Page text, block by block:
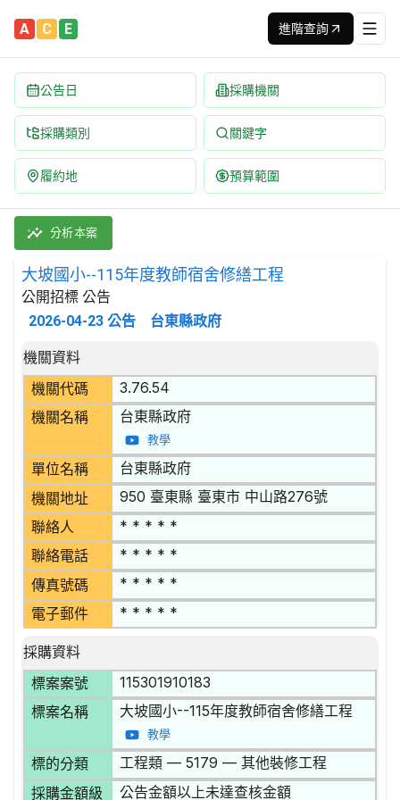
A C E 進階查詢
公告日 採購機關
採購類別 關鍵字
履約地 預算範圍
大坡國小--115年度教師宿舍修繕工程 招標公告 | 案號：
採購類別：工程類 其他裝修工程 | 招標方式：公開招標 |
分析本案
大坡國小--115年度教師宿舍修繕工程
公開招標 公告
2026-04-23 公告 台東縣政府
招標公告詳細內容
機關資料
機關代碼
3.76.54
機關名稱 台東縣政府
教學
單位名稱 台東縣政府
機關地址 950 臺東縣 臺東市 中山路276號
聯絡人 * * * * *
聯絡電話 * * * * *
傳真號碼 * * * * *
電子郵件 * * * * *
採購資料
標案案號
115301910183
標案名稱 大坡國小--115年度教師宿舍修繕工程
教學
標的分類 工程類 — 5179 — 其他裝修工程
採購金額級 公告金額以上未達查核金額